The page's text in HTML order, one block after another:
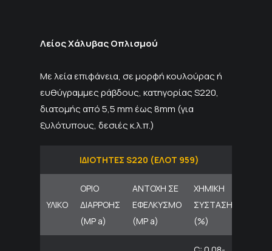
Λείος Χάλυβας Οπλισμού
Με λεία επιφάνεια, σε μορφή κουλούρας ή
ευθύγραμμες ράβδους, κατηγορίας S220,
διατομής από 5,5 mm έως 8mm (για
ξυλότυπους, δεσιές κ.λ.π.)
ΙΔΙΟΤΗΤΕΣ S220 (ΕΛΟΤ 959)
ΥΛΙΚΟ
ΟΡΙΟ
ΔΙΑΡΡΟΗΣ
(ΜΡ a)
ΑΝΤΟΧΗ ΣΕ
ΕΦΕΛΚΥΣΜΟ
(ΜΡ a)
ΧΗΜΙΚΗ
ΣΥΣΤΑΣΗ
(%)